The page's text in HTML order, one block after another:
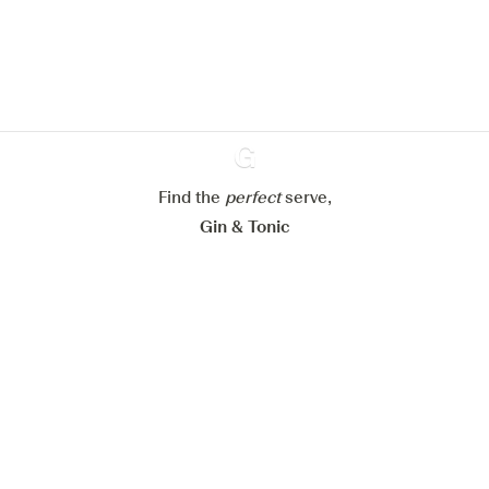
Ginventory
Find the perfectserve,
Gin & Tonic
Mijn cookie-instellingen aanpassen
Alles weigeren Alles aanvaarden